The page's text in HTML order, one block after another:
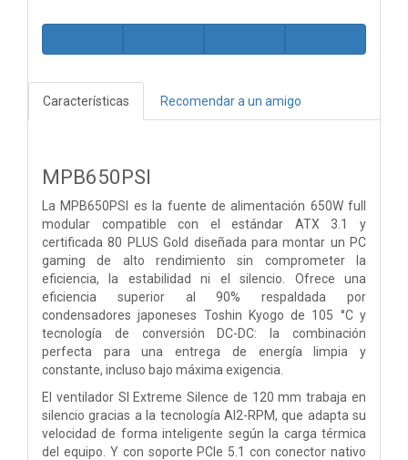
Características Recomendar a un amigo
MPB650PSI
La MPB650PSI es la fuente de alimentación 650W full
modular compatible con el estándar ATX 3.1 y
certificada 80 PLUS Gold diseñada para montar un PC
gaming de alto rendimiento sin comprometer la
eficiencia, la estabilidad ni el silencio. Ofrece una
eficiencia superior al 90% respaldada por
condensadores japoneses Toshin Kyogo de 105 °C y
tecnología de conversión DC-DC: la combinación
perfecta para una entrega de energía limpia y
constante, incluso bajo máxima exigencia.
El ventilador SI Extreme Silence de 120 mm trabaja en
silencio gracias a la tecnología AI2-RPM, que adapta su
velocidad de forma inteligente según la carga térmica
del equipo. Y con soporte PCIe 5.1 con conector nativo